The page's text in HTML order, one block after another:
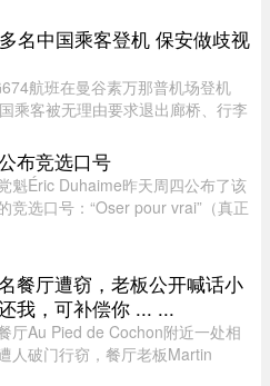
大百大上市公司CEO薪酬排名，
市公司行政总裁为 ...
名中国乘客登机 保安做歧视
航班在曼谷素万那普机场登机
乘客被无理由要求退出廊桥、行李
发生了安保人员做出歧视性“拉眼
截至目前， ...
布竞选口号
魁Éric Duhaime昨天周四公布了该
竞选口号：“Oser pour vrai”（真正
）、 ...
餐厅遭窃，老板公开喊话小
我，可补偿你 ... ...
厅Au Pied de Cochon附近一处相
人破门行窃，餐厅老板Martin